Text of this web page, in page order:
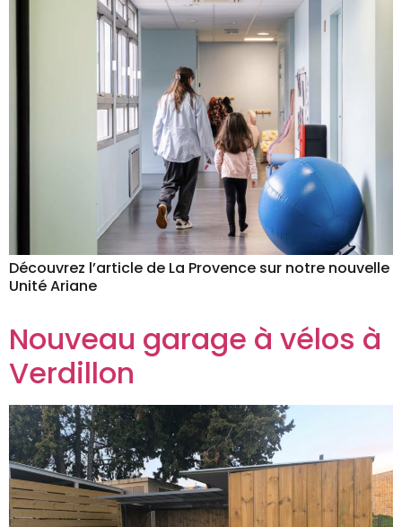
Découvrez l’article de La Provence sur notre nouvelle
Unité Ariane
Nouveau garage à vélos à
Verdillon